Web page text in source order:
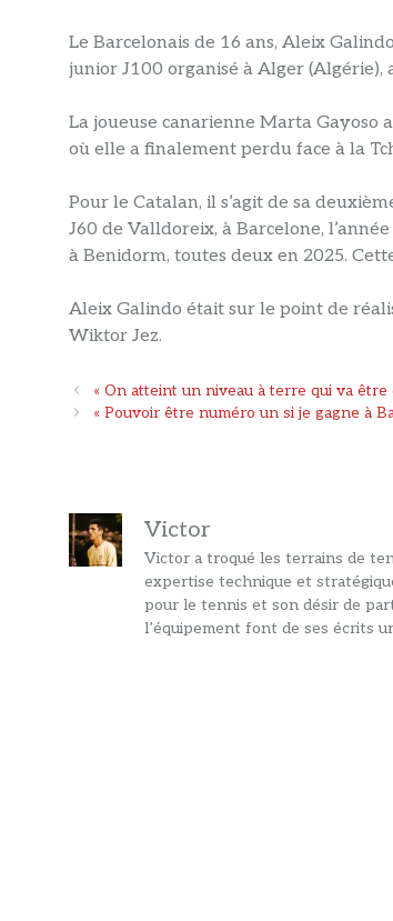
Le Barcelonais de 16 ans, Aleix
junior J100 organisé à Alger
La joueuse canarienne Marta
où elle a finalement perdu face à la
Pour le Catalan, il s’agit de sa
J60 de Valldoreix, à Barcelone,
à Benidorm, toutes deux en 2025.
Aleix Galindo était sur le point de
Wiktor Jez.
Navigation
des
« On atteint un niveau à terre qui va
« Pouvoir être numéro un si je gagne à
Victor
Victor a troqué les terrains de
expertise technique et
pour le tennis et son désir de
l’équipement font de ses écrits